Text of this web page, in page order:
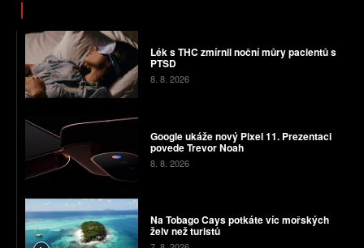
Lék s THC zmírnil noční můry pacientů s
PTSD
8. 8. 2026
Google ukáže nový Pixel 11. Prezentaci
povede Trevor Noah
8. 8. 2026
Na Tobago Cays potkáte víc mořských
želv než turistů